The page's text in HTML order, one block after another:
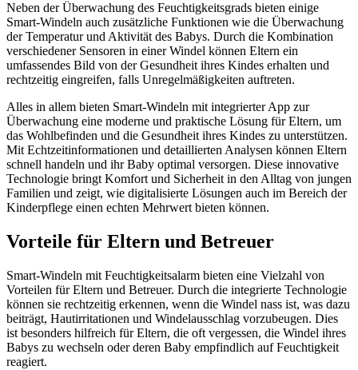
Neben der Überwachung des Feuchtigkeitsgrads bieten einige
Smart-Windeln auch zusätzliche Funktionen wie die Überwachung
der Temperatur und Aktivität des Babys. Durch die Kombination
verschiedener Sensoren in einer Windel können Eltern ein
umfassendes Bild von der Gesundheit ihres Kindes erhalten und
rechtzeitig eingreifen, falls Unregelmäßigkeiten auftreten.
Alles in allem bieten Smart-Windeln mit integrierter App zur
Überwachung eine moderne und praktische Lösung für Eltern, um
das Wohlbefinden und die Gesundheit ihres Kindes zu unterstützen.
Mit Echtzeitinformationen und detaillierten Analysen können Eltern
schnell handeln und ihr Baby optimal versorgen. Diese innovative
Technologie bringt Komfort und Sicherheit in den Alltag von jungen
Familien und zeigt, wie digitalisierte Lösungen auch im Bereich der
Kinderpflege einen echten Mehrwert bieten können.
Vorteile für Eltern und Betreuer
Smart-Windeln mit Feuchtigkeitsalarm bieten eine Vielzahl von
Vorteilen für Eltern und Betreuer. Durch die integrierte Technologie
können sie rechtzeitig erkennen, wenn die Windel nass ist, was dazu
beiträgt, Hautirritationen und Windelausschlag vorzubeugen. Dies
ist besonders hilfreich für Eltern, die oft vergessen, die Windel ihres
Babys zu wechseln oder deren Baby empfindlich auf Feuchtigkeit
reagiert.